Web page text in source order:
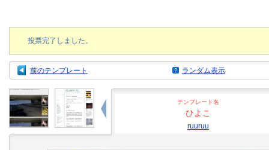
投票完了しました。
前のテンプレート ランダム表示
テンプレート名
ひよこ
ruuruu